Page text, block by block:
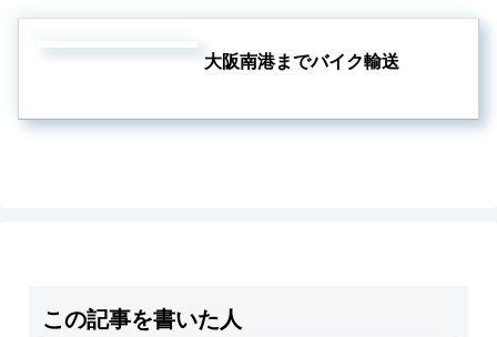
大阪南港までバイク輸送
この記事を書いた人